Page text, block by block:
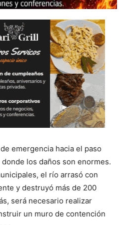
emergencia hacia el paso
los daños son enormes.
el río arrasó con
y destruyó más de 200
será necesario realizar
un muro de contención